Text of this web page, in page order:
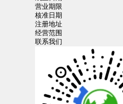
营业期限
核准日期
注册地址
经营范围
联系我们